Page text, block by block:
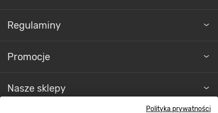
Polityka prywatności
Regulaminy
Promocje
Nasze sklepy